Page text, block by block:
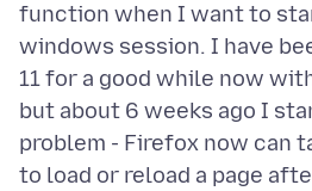
function when I want to
windows session. I have
11 for a good while now
but about 6 weeks ago I
problem - Firefox now can
to load or reload a page